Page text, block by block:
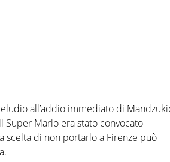
all’addio immediato di
Super Mario era stato convocato
scelta di non portarlo a Firenze può